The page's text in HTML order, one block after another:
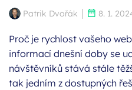
Autor:Patrik Dvořák 8. 1.
Proč je rychlost vašeho
informací dnešní doby se
návštěvníků stává stále
tak jedním z dostupných